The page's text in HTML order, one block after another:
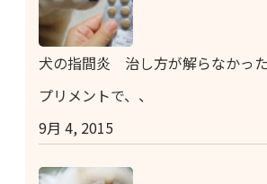
犬の指間炎 治し方が解らなかっ
プリメントで、、
9月 4, 2015